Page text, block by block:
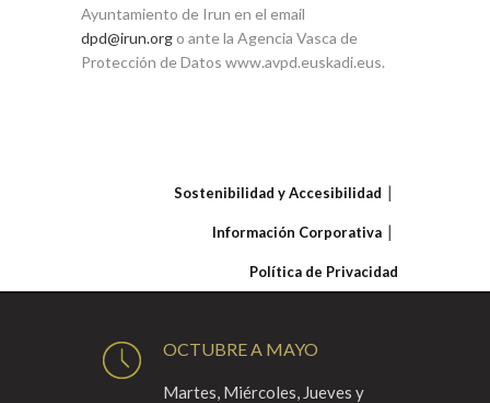
Ayuntamiento de Irun en el email
dpd@irun.org o ante la Agencia Vasca de
Protección de Datos www.avpd.euskadi.eus.
Sostenibilidad y Accesibilidad
Información Corporativa
Política de Privacidad
OCTUBRE A MAYO
Martes, Miércoles, Jueves y